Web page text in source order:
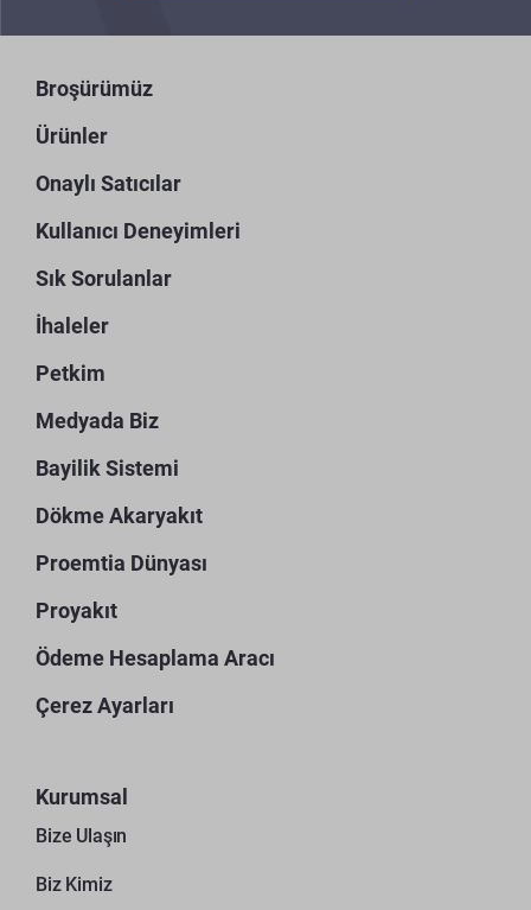
Broşürümüz
Ürünler
Onaylı Satıcılar
Kullanıcı Deneyimleri
Sık Sorulanlar
İhaleler
Petkim
Medyada Biz
Bayilik Sistemi
Dökme Akaryakıt
Proemtia Dünyası
Proyakıt
Ödeme Hesaplama Aracı
Çerez Ayarları
Kurumsal
Bize Ulaşın
Biz Kimiz